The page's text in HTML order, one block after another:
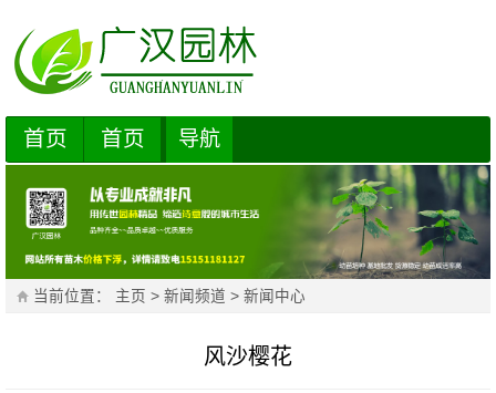
首页 首页 导航
当前位置： 主页 >新闻频道 >新闻中心
风沙樱花